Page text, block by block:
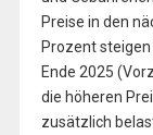
Preise in den
Prozent
Ende 2025
die höheren
zusätzlich